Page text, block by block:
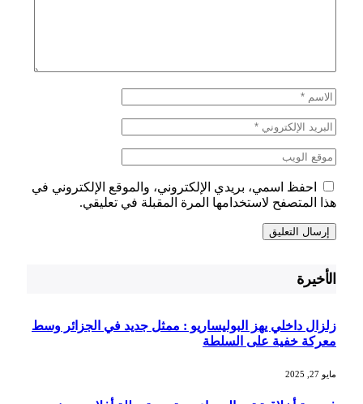
احفظ اسمي، بريدي الإلكتروني، والموقع الإلكتروني في
هذا المتصفح لاستخدامها المرة المقبلة في تعليقي.
الأخيرة
زلزال داخلي يهز البوليساريو : ممثل جديد في الجزائر وسط
معركة خفية على السلطة
مايو 27, 2025